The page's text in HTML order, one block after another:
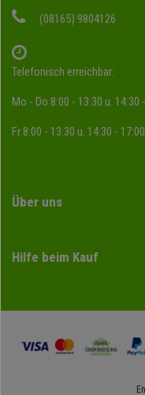
(08165) 9804126
Telefonisch erreichbar:
Mo - Do 8:00 - 13:30 u. 14:30
Fr 8:00 - 13:30 u. 14:30 -
Über uns
Hilfe beim Kauf